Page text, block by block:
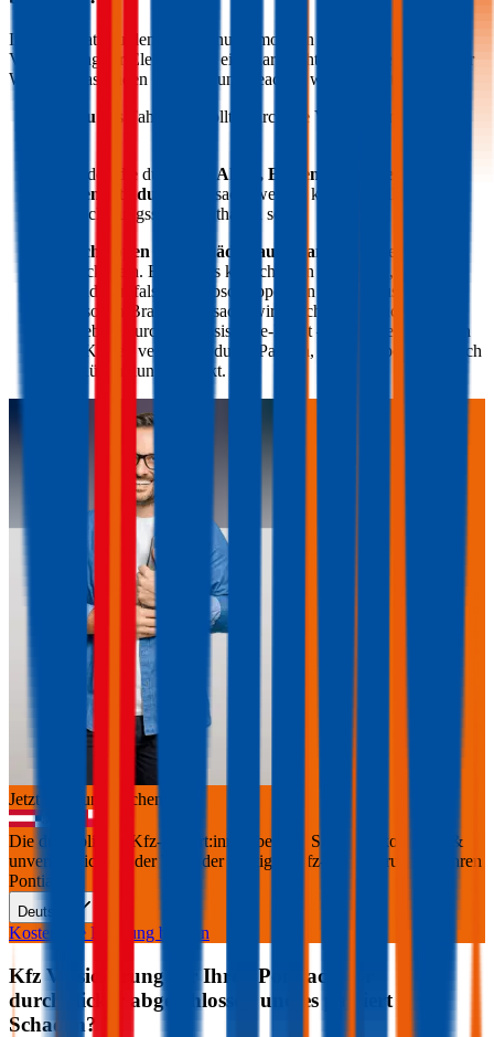
Im Gegensatz zu den Verbrennungsmotoren gibt es bei der
Versicherung für Elektroautos ein paar wichtige Punkte, die bei der
Wahl der passenden Versicherung beachtet werden sollten:
Akku des Fahrzeugs sollte durch die Versicherung gedeckt
Schäden die durch den Akku, Bedienfehler oder
Tiefenentladung
verursacht werden können, sollten im
Versicherungsschutz enthalten sein
Abschleppen und Schäden aus Brand
sollten ebenfalls
gedeckt sein. Besonders kritisch kann es werden, wenn auf
Grund von falschem Abschleppen ein Kurzschluss entsteht
und so ein Brand verursacht wird. Achten Sie auch auf die
Angebote durch ein Assistance-Paket – in der Regel werden
hier Kosten verursacht durch Pannen, Abschleppen oder auch
für Rückholung gedeckt.
Jetzt Beratung buchen
Die durchblicker Kfz-Expert:innen beraten Sie gerne kostenlos &
unverbindlich bei der Wahl der richtigen Kfz-Versicherung für Ihren
Pontiac
Deutsch
Kostenlose Beratung buchen
Kfz Versicherung für Ihren Pontiac
durchblicker abgeschlossen und es passiert ein
Schaden?